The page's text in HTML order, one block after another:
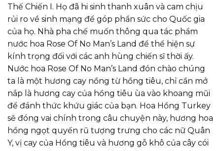
Thế Chiến I. Họ đã hi sinh thanh xuân và cam chịu
rủi ro về sinh mạng để góp phần sức cho Quốc gia
của họ. Nhà pha chế muốn thông qua tác phẩm
nước hoa Rose Of No Man’s Land để thể hiện sự
kính trọng đối với các anh hùng chiến sĩ thời ấy.
Nước hoa Rose Of No Man’s Land đón chào chúng
ta là một hương cay nồng từ hồng tiêu, chỉ cần mở
nắp là hương cay của hồng tiêu ùa vào khoang mũi
để đánh thức khứu giác của bạn. Hoa Hồng Turkey
sẽ đóng vai chính trong câu chuyện này, hương hoa
hồng ngọt quyến rũ tượng trưng cho các nữ Quân
Y, vị cay của Hồng tiêu và hương gỗ khô của cây cói